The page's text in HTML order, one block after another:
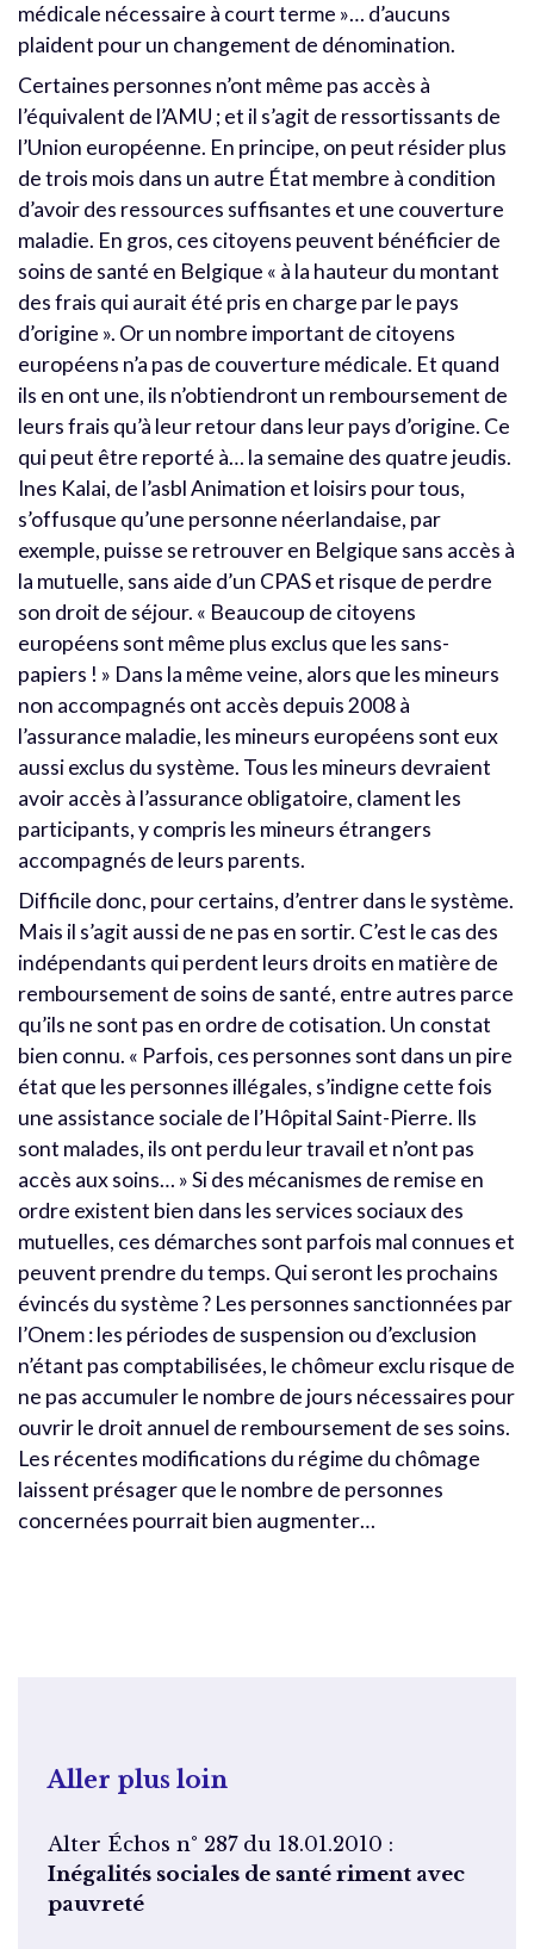
médicale nécessaire à court terme »… d’aucuns
plaident pour un changement de dénomination.
Certaines personnes n’ont même pas accès à
l’équivalent de l’AMU ; et il s’agit de ressortissants de
l’Union européenne. En principe, on peut résider plus
de trois mois dans un autre État membre à condition
d’avoir des ressources suffisantes et une couverture
maladie. En gros, ces citoyens peuvent bénéficier de
soins de santé en Belgique « à la hauteur du montant
des frais qui aurait été pris en charge par le pays
d’origine ». Or un nombre important de citoyens
européens n’a pas de couverture médicale. Et quand
ils en ont une, ils n’obtiendront un remboursement de
leurs frais qu’à leur retour dans leur pays d’origine. Ce
qui peut être reporté à… la semaine des quatre jeudis.
Ines Kalai, de l’asbl Animation et loisirs pour tous,
s’offusque qu’une personne néerlandaise, par
exemple, puisse se retrouver en Belgique sans accès à
la mutuelle, sans aide d’un CPAS et risque de perdre
son droit de séjour. « Beaucoup de citoyens
européens sont même plus exclus que les sans-
papiers ! » Dans la même veine, alors que les mineurs
non accompagnés ont accès depuis 2008 à
l’assurance maladie, les mineurs européens sont eux
aussi exclus du système. Tous les mineurs devraient
avoir accès à l’assurance obligatoire, clament les
participants, y compris les mineurs étrangers
accompagnés de leurs parents.
Difficile donc, pour certains, d’entrer dans le système.
Mais il s’agit aussi de ne pas en sortir. C’est le cas des
indépendants qui perdent leurs droits en matière de
remboursement de soins de santé, entre autres parce
qu’ils ne sont pas en ordre de cotisation. Un constat
bien connu. « Parfois, ces personnes sont dans un pire
état que les personnes illégales, s’indigne cette fois
une assistance sociale de l’Hôpital Saint-Pierre. Ils
sont malades, ils ont perdu leur travail et n’ont pas
accès aux soins… » Si des mécanismes de remise en
ordre existent bien dans les services sociaux des
mutuelles, ces démarches sont parfois mal connues et
peuvent prendre du temps. Qui seront les prochains
évincés du système ? Les personnes sanctionnées par
l’Onem : les périodes de suspension ou d’exclusion
n’étant pas comptabilisées, le chômeur exclu risque de
ne pas accumuler le nombre de jours nécessaires pour
ouvrir le droit annuel de remboursement de ses soins.
Les récentes modifications du régime du chômage
laissent présager que le nombre de personnes
concernées pourrait bien augmenter…
Aller plus loin
Alter Échos n° 287 du 18.01.2010 :
Inégalités sociales de santé riment avec
pauvreté